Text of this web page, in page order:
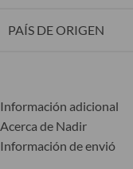
PAÍS DE ORIGEN
Información adicional
Acerca de Nadir
Información de envió